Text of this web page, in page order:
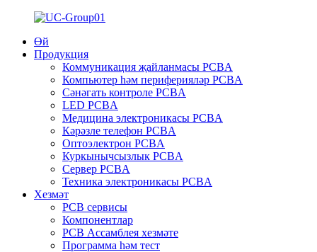
Өй
Продукция
Коммуникация җайланмасы PCBA
Компьютер һәм периферияләр PCBA
Сәнәгать контроле PCBA
LED PCBA
Медицина электроникасы PCBA
Кәрәзле телефон PCBA
Оптоэлектрон PCBA
Куркынычсызлык PCBA
Сервер PCBA
Техника электроникасы PCBA
Хезмәт
PCB сервисы
Компонентлар
PCB Ассамблея хезмәте
Программа һәм тест